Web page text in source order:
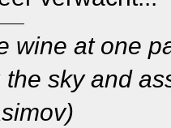
wine at one
sky and